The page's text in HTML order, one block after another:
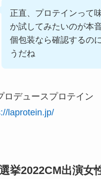
正直、プロテインって
か試してみたいのが本
個包装なら確認するの
うだね
ロデュースプロテイン
laprotein.jp/
挙2022CM出演女